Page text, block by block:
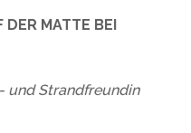
MATTE BEI
und Strandfreundin